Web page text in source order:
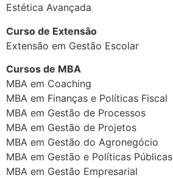
Estética Avançada
Curso de Extensão
Extensão em Gestão Escolar
Cursos de MBA
MBA em Coaching
MBA em Finanças e Políticas Fiscal
MBA em Gestão de Processos
MBA em Gestão de Projetos
MBA em Gestão do Agronegócio
MBA em Gestão e Políticas
MBA em Gestão Empresarial